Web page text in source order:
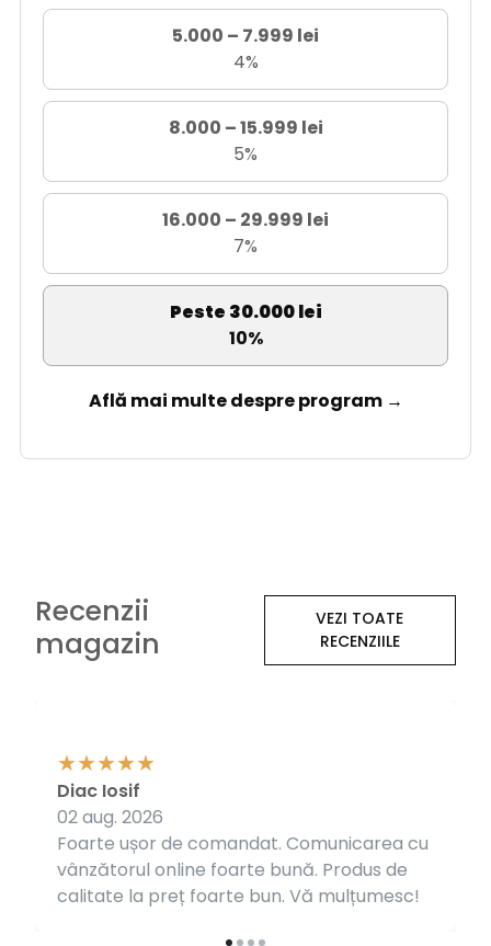
5.000 – 7.999 lei
4%
8.000 – 15.999 lei
5%
16.000 – 29.999 lei
7%
Peste 30.000 lei
10%
Află mai multe despre program →
Recenzii
magazin
VEZI TOATE
RECENZIILE
Foarte ușor de comandat. Comunicarea cu
vânzătorul online foarte bună. Produs de
calitate la preț foarte bun. Vă mulțumesc!
Diac Iosif
02 aug. 2026